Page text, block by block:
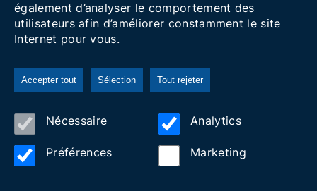
Carrer Rasa del Miquelet 16 Vilanova i la Geltrú 08800
hola@visitvilanova.cat
également d’analyser le comportement des
utilisateurs afin d’améliorer constamment le site
Internet pour vous.
Accepter tout Sélection Tout rejeter
Nécessaire Analytics
Préférences Marketing